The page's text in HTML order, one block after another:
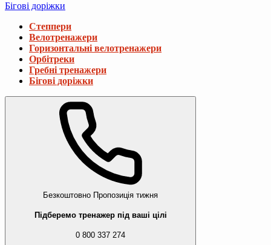
Бігові доріжки
Степпери
Велотренажери
Горизонтальні велотренажери
Орбітреки
Гребні тренажери
Бігові доріжки
Безкоштовно Пропозиція тижня
Підберемо тренажер під ваші цілі
0 800 337 274